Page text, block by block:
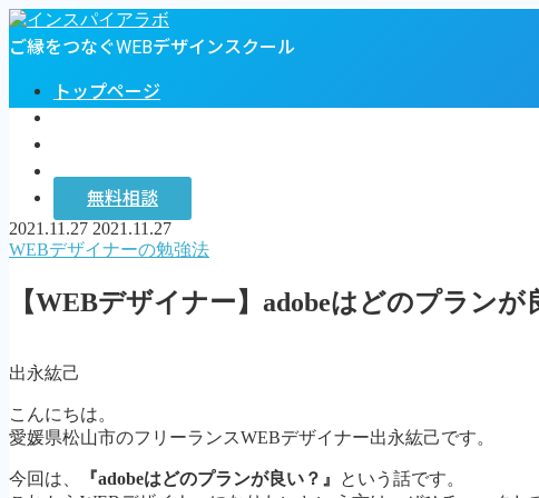
ご縁をつなぐWEBデザインスクール
トップページ
インスパイアラボ
無料相談
MENU
プロフィール
インスパイアラボ
無料相談
Follow Me
2021.11.27 2021.11.27
WEBデザイナーの勉強法
【WEBデザイナー】adobeはどのプランが
出永紘己
こんにちは。
愛媛県松山市のフリーランスWEBデザイナー出永紘己です。
今回は、 『adobeはどのプランが良い？』
という話です。